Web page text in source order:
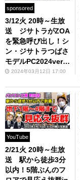
sponsored
3/12火 20時～生放
送 ジサトラがZOA
を緊急呼び出し！シ
ン・ジサトラつばさ
モデルPC2024verと
は？放送のお知らせ
2024年03月12日 17:00
YouTube
2/21火 20時～生放
送 駅から徒歩3分
以内！5階ぶんのフ